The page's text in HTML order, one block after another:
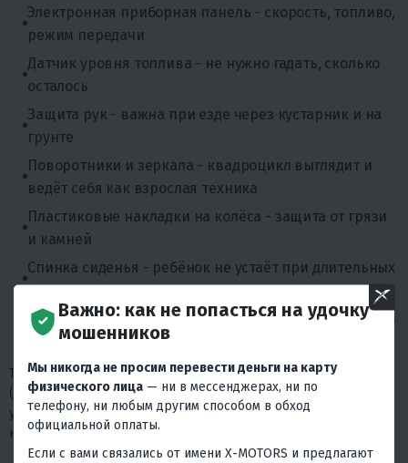
Электронная приборная панель - скорость, топливо,
режим передачи
Датчик уровня топлива - не нужно гадать, сколько
осталось
Защита рук - важна при езде через кустарник и на
грунте
Поворотники и зеркала - квадроцикл выглядит и
ведёт себя как взрослая техника
Пластиковые накладки на колёса - защита от грязи
и камней
Спинка сиденья - ребёнок не устаёт при длительных
поездках
Родительский контроль - аппаратный ограничитель
скорости
Трансмиссия автоматическая с режимами F (вперёд), N
(нейтраль), R (задний ход). Задний ход - отдельный момент: на
узких тропах и при манёврах во дворе он избавляет от
необходимости толкать квадроцикл руками.
Важно: как не попасться на удочку
мошенников
Мы никогда не просим перевести деньги на карту
физического лица — ни в мессенджерах, ни по
телефону, ни любым другим способом в обход
официальной оплаты.
Если с вами связались от имени X-MOTORS и предлагают